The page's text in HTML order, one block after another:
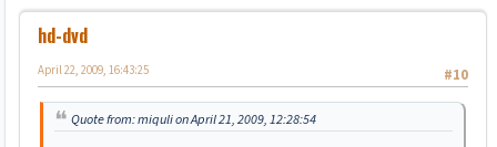
hd-dvd
#10
April 22, 2009, 16:43:25
Quote from: miquli on April 21, 2009, 12:28:54